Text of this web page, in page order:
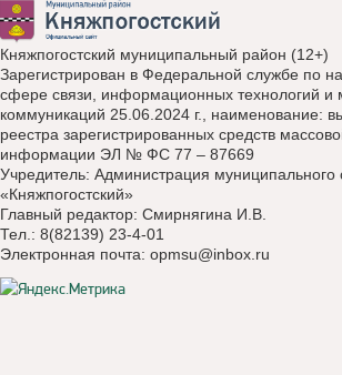
Княжпогостский муниципальный район (12+)
Зарегистрирован в Федеральной службе по
сфере связи, информационных технологий и
коммуникаций 25.06.2024 г., наименование:
реестра зарегистрированных средств
информации ЭЛ № ФС 77 – 87669
Учредитель: Администрация муниципального
«Княжпогостский»
Главный редактор: Смирнягина И.В.
Тел.: 8(82139) 23-4-01
Электронная почта: opmsu@inbox.ru